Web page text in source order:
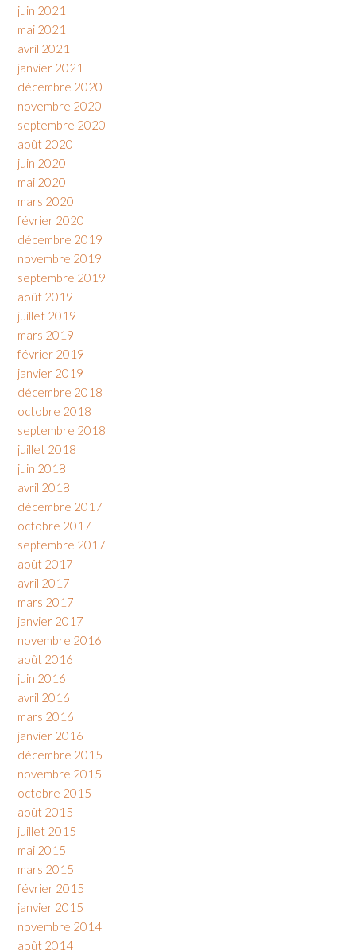
juin 2021
mai 2021
avril 2021
janvier 2021
décembre 2020
novembre 2020
septembre 2020
août 2020
juin 2020
mai 2020
mars 2020
février 2020
décembre 2019
novembre 2019
septembre 2019
août 2019
juillet 2019
mars 2019
février 2019
janvier 2019
décembre 2018
octobre 2018
septembre 2018
juillet 2018
juin 2018
avril 2018
décembre 2017
octobre 2017
septembre 2017
août 2017
avril 2017
mars 2017
janvier 2017
novembre 2016
août 2016
juin 2016
avril 2016
mars 2016
janvier 2016
décembre 2015
novembre 2015
octobre 2015
août 2015
juillet 2015
mai 2015
mars 2015
février 2015
janvier 2015
novembre 2014
août 2014